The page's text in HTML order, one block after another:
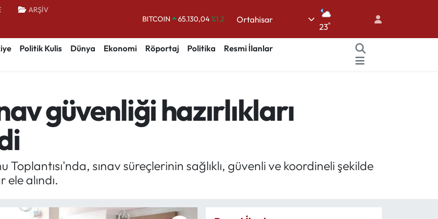
ARŞİV
BITCOIN 65.130,04%1.2
DOLAR
47,7106%0.17
EURO
55,1652%0.27
BİST100
13.773%-19
Ortahisar
23°
Politik Kulis Dünya Ekonomi Röportaj Politika
Resmi İlanlar
güvenliği hazırlıkları
Toplantısı'nda, sınav süreçlerinin sağlıklı, güvenli ve koordineli şekilde
alındı.